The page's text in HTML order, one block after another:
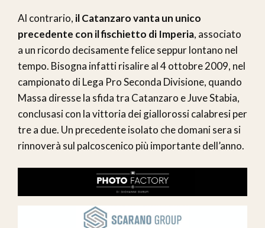
Al contrario, il Catanzaro vanta un unico
precedente con il fischietto di Imperia, associato
a un ricordo decisamente felice seppur lontano nel
tempo. Bisogna infatti risalire al 4 ottobre 2009, nel
campionato di Lega Pro Seconda Divisione, quando
Massa diresse la sfida tra Catanzaro e Juve Stabia,
conclusasi con la vittoria dei giallorossi calabresi per
tre a due. Un precedente isolato che domani sera si
rinnoverà sul palcoscenico più importante dell’anno.